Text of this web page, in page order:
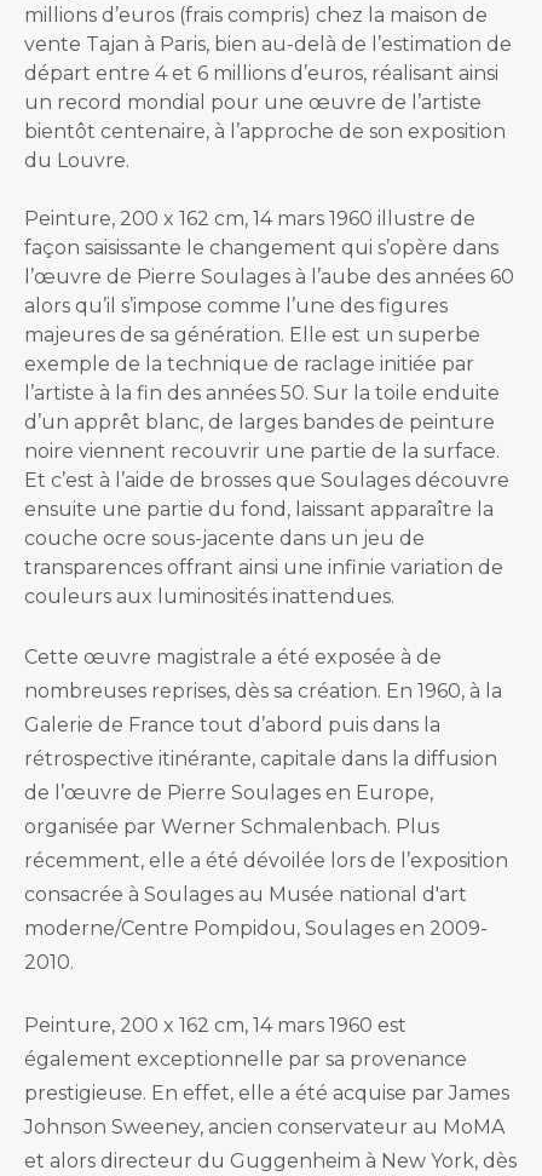
millions d’euros (frais compris) chez la maison de
vente Tajan à Paris, bien au-delà de l’estimation de
départ entre 4 et 6 millions d’euros, réalisant ainsi
un record mondial pour une œuvre de l’artiste
bientôt centenaire, à l’approche de son exposition
du Louvre.
Peinture, 200 x 162 cm, 14 mars 1960 illustre de
façon saisissante le changement qui s’opère dans
l’œuvre de Pierre Soulages à l’aube des années 60
alors qu’il s’impose comme l’une des figures
majeures de sa génération. Elle est un superbe
exemple de la technique de raclage initiée par
l’artiste à la fin des années 50. Sur la toile enduite
d’un apprêt blanc, de larges bandes de peinture
noire viennent recouvrir une partie de la surface.
Et c’est à l’aide de brosses que Soulages découvre
ensuite une partie du fond, laissant apparaître la
couche ocre sous-jacente dans un jeu de
transparences offrant ainsi une infinie variation de
couleurs aux luminosités inattendues.
Cette œuvre magistrale a été exposée à de
nombreuses reprises, dès sa création. En 1960, à la
Galerie de France tout d’abord puis dans la
rétrospective itinérante, capitale dans la diffusion
de l’œuvre de Pierre Soulages en Europe,
organisée par Werner Schmalenbach. Plus
récemment, elle a été dévoilée lors de l’exposition
consacrée à Soulages au Musée national d'art
moderne/Centre Pompidou, Soulages en 2009-
2010.
Peinture, 200 x 162 cm, 14 mars 1960 est
également exceptionnelle par sa provenance
prestigieuse. En effet, elle a été acquise par James
Johnson Sweeney, ancien conservateur au MoMA
et alors directeur du Guggenheim à New York, dès